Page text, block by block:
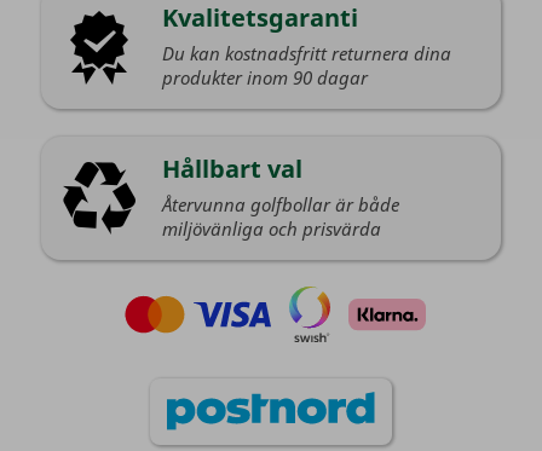
Kvalitetsgaranti
Du kan kostnadsfritt returnera dina
produkter inom 90 dagar
Hållbart val
Återvunna golfbollar är både
miljövänliga och prisvärda